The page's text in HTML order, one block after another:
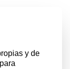
te ayudan
como otras